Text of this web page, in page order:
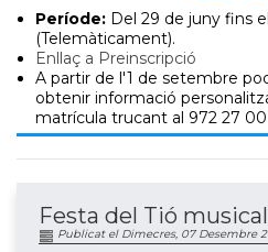
Període: Del 29 de juny fins
(Telemàticament).
Enllaç a Preinscripció
A partir de l'1 de setembre
obtenir informació
matrícula trucant al 972 27 00
Festa del Tió musical
Publicat el Dimecres, 07 Desembre